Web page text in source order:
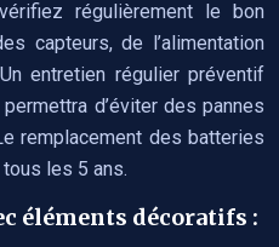
régulièrement le bon
capteurs, de l’alimentation
entretien régulier préventif
d’éviter des pannes
remplacement des batteries
les 5 ans.
éléments décoratifs :